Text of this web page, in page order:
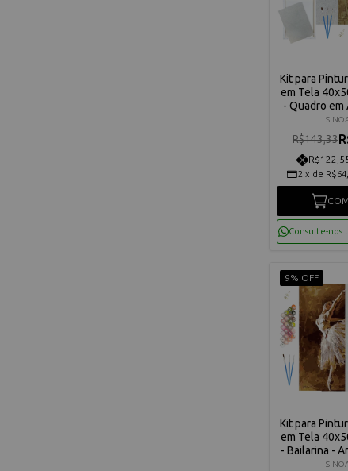
Kit para
em Tela
- Quadro
Terapia -
R$143,33
2 x de
Consulte-nos
9% OFF
Kit para
em Tela
- Bailarina -
C3040-